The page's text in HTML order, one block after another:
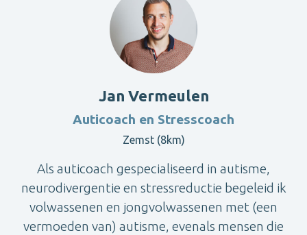
Jan Vermeulen
Auticoach en Stresscoach
Zemst (8km)
Als auticoach gespecialiseerd in autisme,
neurodivergentie en stressreductie begeleid ik
volwassenen en jongvolwassenen met (een
vermoeden van) autisme, evenals mensen die